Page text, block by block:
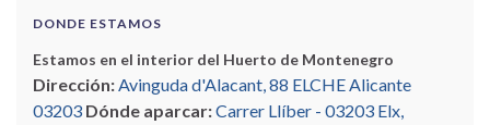
DONDE ESTAMOS
Estamos en el interior del Huerto de Montenegro
Dirección:Avinguda d'Alacant, 88 ELCHE Alicante
03203 Dónde aparcar:Carrer Llíber - 03203 Elx,